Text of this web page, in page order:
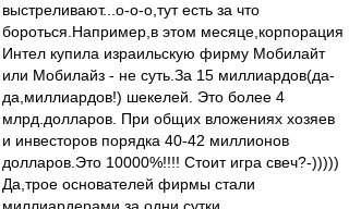
выстреливают...о-о-о,тут есть за что
бороться.Например,в этом месяце,корпорация
Интел купила израильскую фирму Мобилайт
или Мобилайз - не суть.За 15 миллиардов(да-
да,миллиардов!) шекелей. Это более 4
млрд.долларов. При общих вложениях хозяев
и инвесторов порядка 40-42 миллионов
долларов.Это 10000%!!!! Стоит игра свеч?-)))))
Да,трое основателей фирмы стали